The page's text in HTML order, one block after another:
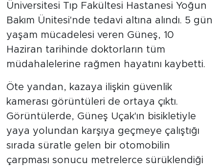
Üniversitesi Tıp Fakültesi Hastanesi Yoğun
Bakım Ünitesi'nde tedavi altına alındı. 5 gün
yaşam mücadelesi veren Güneş, 10
Haziran tarihinde doktorların tüm
müdahalelerine rağmen hayatını kaybetti.
Öte yandan, kazaya ilişkin güvenlik
kamerası görüntüleri de ortaya çıktı.
Görüntülerde, Güneş Uçak'ın bisikletiyle
yaya yolundan karşıya geçmeye çalıştığı
sırada süratle gelen bir otomobilin
çarpması sonucu metrelerce sürüklendiği